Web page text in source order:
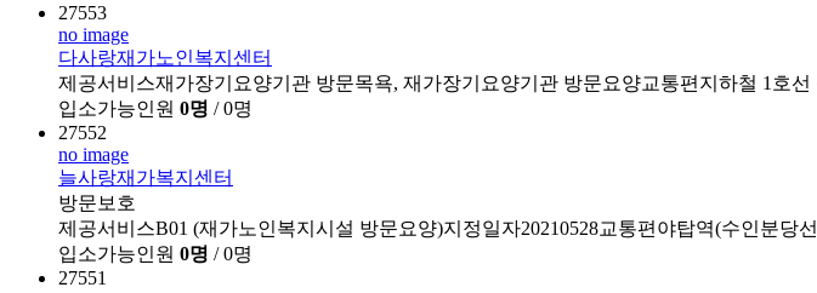
27553
no image
다사랑재가노인복지센터
제공서비스재가장기요양기관 방문목욕, 재가장기요양기관 방문요양교통편지하철 1호선
입소가능인원 0명 / 0명
27552
no image
늘사랑재가복지센터
방문보호
제공서비스B01 (재가노인복지시설 방문요양)지정일자20210528교통편야탑역(수인분당
입소가능인원 0명 / 0명
27551